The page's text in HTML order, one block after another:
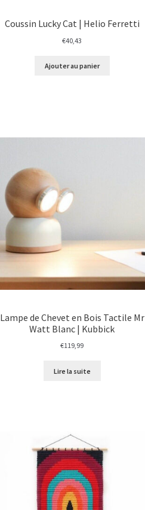
Coussin Lucky Cat | Helio Ferretti
€40,43
Ajouter au panier
Lampe de Chevet en Bois Tactile Mr
Watt Blanc | Kubbick
€119,99
Lire la suite